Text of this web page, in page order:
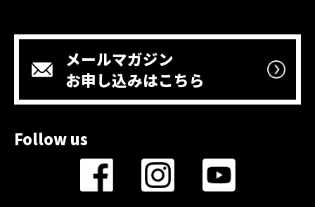
メールマガジン
お申し込みはこちら
Follow us